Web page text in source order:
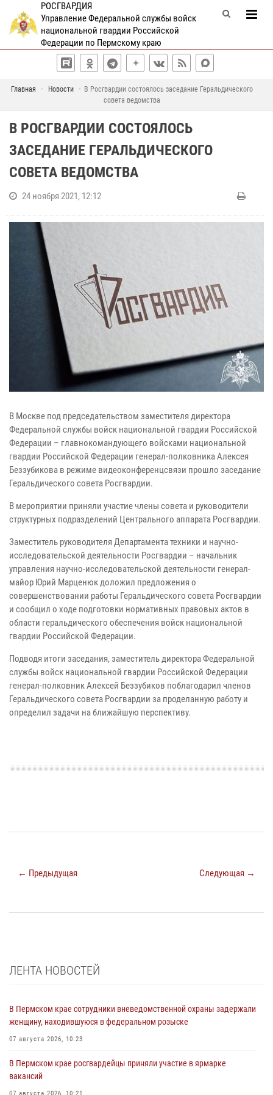
РОСГВАРДИЯ
Управление Федеральной службы войск
национальной гвардии Российской
Федерации по Пермскому краю
Главная Новости
В Росгвардии состоялось заседание Геральдического
совета ведомства
В РОСГВАРДИИ СОСТОЯЛОСЬ
ЗАСЕДАНИЕ ГЕРАЛЬДИЧЕСКОГО
СОВЕТА ВЕДОМСТВА
24 ноября 2021, 12:12
В Москве под председательством заместителя директора
Федеральной службы войск национальной гвардии Российской
Федерации – главнокомандующего войсками национальной
гвардии Российской Федерации генерал-полковника Алексея
Беззубикова в режиме видеоконференцсвязи прошло заседание
Геральдического совета Росгвардии.
В мероприятии приняли участие члены совета и руководители
структурных подразделений Центрального аппарата Росгвардии.
Заместитель руководителя Департамента техники и научно-
исследовательской деятельности Росгвардии – начальник
управления научно-исследовательской деятельности генерал-
майор Юрий Марценюк доложил предложения о
совершенствовании работы Геральдического совета Росгвардии
и сообщил о ходе подготовки нормативных правовых актов в
области геральдического обеспечения войск национальной
гвардии Российской Федерации.
Подводя итоги заседания, заместитель директора Федеральной
службы войск национальной гвардии Российской Федерации
генерал-полковник Алексей Беззубиков поблагодарил членов
Геральдического совета Росгвардии за проделанную работу и
определил задачи на ближайшую перспективу.
← Предыдущая Следующая →
ЛЕНТА НОВОСТЕЙ
В Пермском крае сотрудники вневедомственной охраны задержали
женщину, находившуюся в федеральном розыске
07 августа 2026, 10:23
В Пермском крае росгвардейцы приняли участие в ярмарке
вакансий